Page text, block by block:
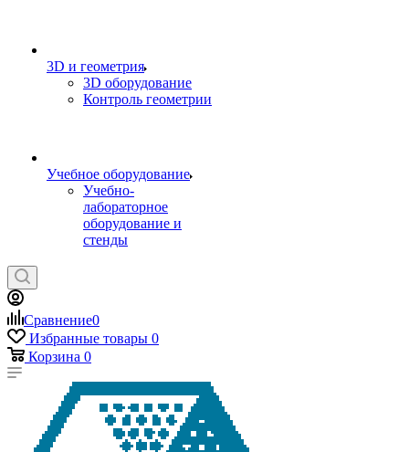
3D и геометрия
3D оборудование
Контроль геометрии
Учебное оборудование
Учебно-
лабораторное
оборудование и
стенды
Сравнение0
Избранные товары 0
Корзина 0